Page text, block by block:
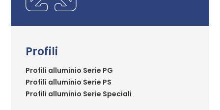
Profili
Profili alluminio Serie PG
Profili alluminio Serie PS
Profili alluminio Serie Speciali